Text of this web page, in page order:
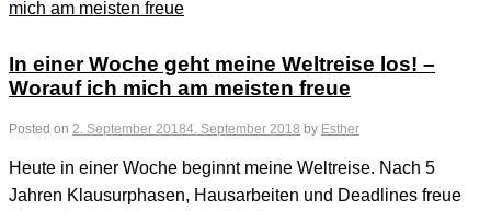
In einer Woche geht meine Weltreise los! –
Worauf ich mich am meisten freue
Posted on 2. September 20184. September 2018 by Esther
Heute in einer Woche beginnt meine Weltreise. Nach 5
Jahren Klausurphasen, Hausarbeiten und Deadlines freue